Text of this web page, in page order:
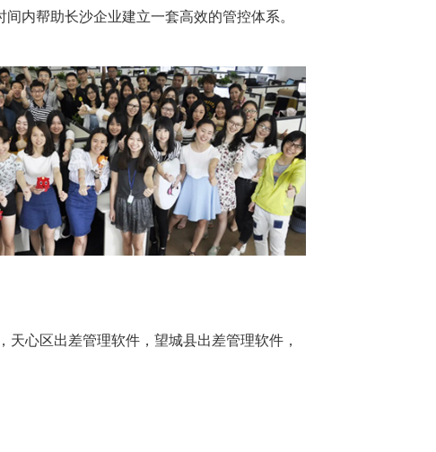
内帮助长沙企业建立一套高效的管控体系。
心区出差管理软件，望城县出差管理软件，